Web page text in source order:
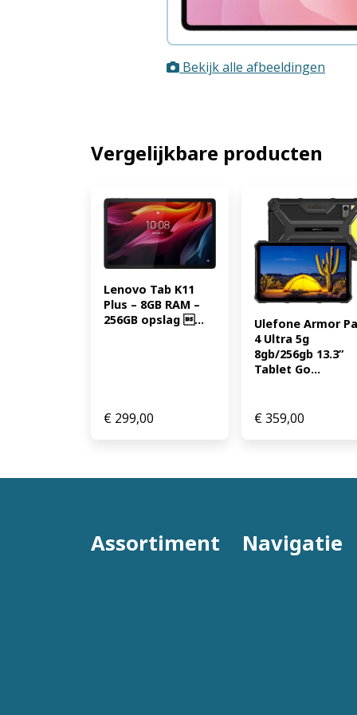
Bekijk alle afbeeldingen
Vergelijkbare producten
Lenovo Tab K11
Plus – 8GB RAM –
256GB opslag ...
€ 299,00
Ulefone Armor
4 Ultra 5g
8gb/256gb 13.3”
Tablet Go...
€359,00
Assortiment Navigatie